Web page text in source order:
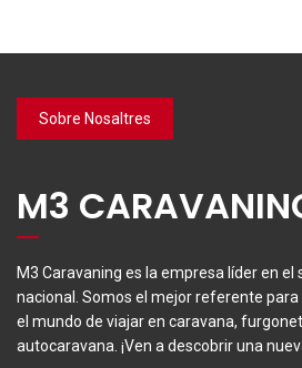
Sobre Nosaltres
M3
M3 Caravaning es la empresa líder en el
nacional. Somos el mejor referente
el mundo de viajar en caravana,
autocaravana. ¡Ven a descobrir una